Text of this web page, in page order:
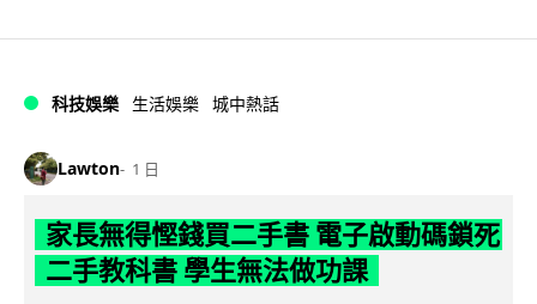
科技娛樂 生活娛樂 城中熱話
Lawton 1 日
家長無得慳錢買二手書 電子啟動碼鎖死
二手教科書 學生無法做功課